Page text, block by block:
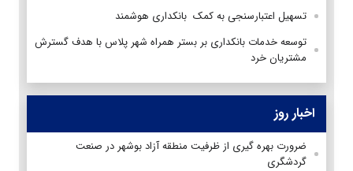
تسهیل اعتبارسنجی به کمک بانکداری هوشمند
توسعه خدمات بانکداری بر بستر همراه شهر پلاس با هدف گسترش
مشتریان خرد
اخبار روز
ضرورت بهره گیری از ظرفیت منطقه آزاد بوشهر در صنعت
گردشگری